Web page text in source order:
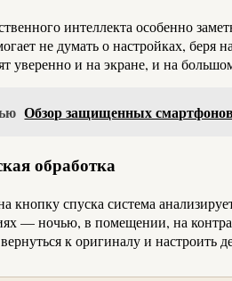
интеллекта особенно
не думать о настройках, беря
уверенно и на экране, и на
Обзор защищенных
обработка
кнопку спуска система
— ночью, в помещении, на
к оригиналу и настроить